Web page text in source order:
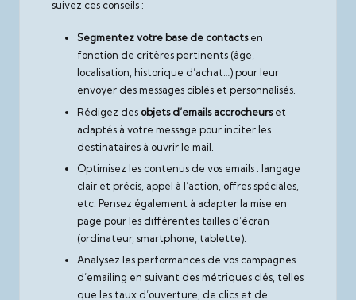
suivez ces conseils :
Segmentez votre base de contactsen
fonction de critères pertinents (âge,
localisation, historique d’achat…) pour leur
envoyer des messages ciblés et personnalisés.
Rédigez des objets d’emails accrocheurset
adaptés à votre message pour inciter les
destinataires à ouvrir le mail.
Optimisez les contenus de vos emails : langage
clair et précis, appel à l’action, offres spéciales,
etc. Pensez également à adapter la mise en
page pour les différentes tailles d’écran
(ordinateur, smartphone, tablette).
Analysez les performances de vos campagnes
d’emailing en suivant des métriques clés, telles
que les taux d’ouverture, de clics et de